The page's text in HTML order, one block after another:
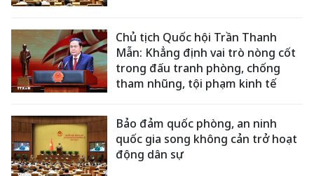
Chủ tịch Quốc hội Trần Thanh
Mẫn: Khẳng định vai trò nòng cốt
trong đấu tranh phòng, chống
tham nhũng, tội phạm kinh tế
Bảo đảm quốc phòng, an ninh
quốc gia song không cản trở hoạt
động dân sự